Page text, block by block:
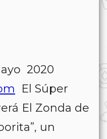
2020
El Súper
El Zonda de
un